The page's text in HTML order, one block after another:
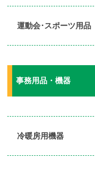
運動会･スポーツ用品​
事務用品・機器
冷暖房用機器​